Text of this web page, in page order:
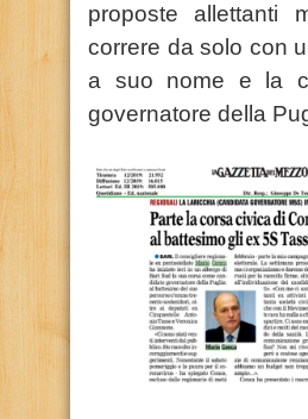
proposte allettanti
correre da solo con
a suo nome e la
governatore della